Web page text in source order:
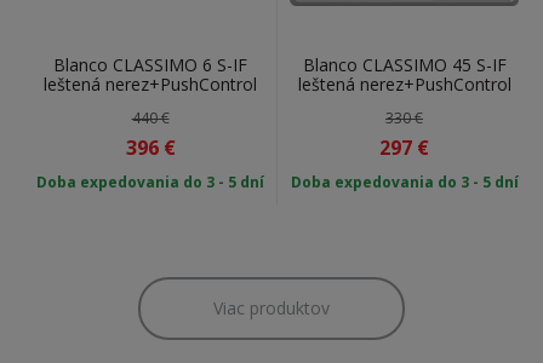
Blanco CLASSIMO 6 S-IF
leštená nerez+PushControl
440 €
396 €
Doba expedovania do 3 - 5 dní
Blanco CLASSIMO 45 S-IF
leštená nerez+PushControl
330 €
297 €
Doba expedovania do 3 - 5 dní
Viac produktov